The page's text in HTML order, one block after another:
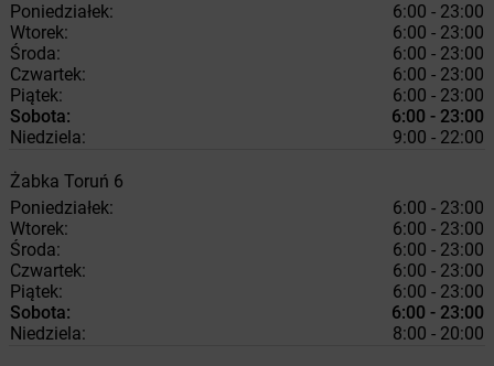
Poniedziałek:
6:00 - 23:00
Wtorek:
6:00 - 23:00
Środa:
6:00 - 23:00
Czwartek:
6:00 - 23:00
Piątek:
6:00 - 23:00
Sobota:
6:00 - 23:00
Niedziela:
9:00 - 22:00
Żabka Toruń 6
Poniedziałek:
6:00 - 23:00
Wtorek:
6:00 - 23:00
Środa:
6:00 - 23:00
Czwartek:
6:00 - 23:00
Piątek:
6:00 - 23:00
Sobota:
6:00 - 23:00
Niedziela:
8:00 - 20:00